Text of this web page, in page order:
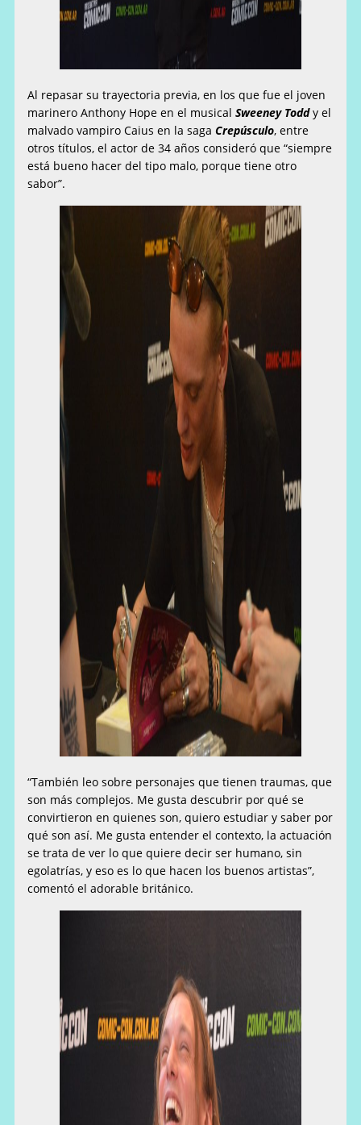
Al repasar su trayectoria previa, en los que fue el joven
marinero Anthony Hope en el musicalSweeney Toddy el
malvado vampiro Caius en la sagaCrepúsculo, entre
otros títulos, el actor de 34 años consideró que “siempre
está bueno hacer del tipo malo, porque tiene otro
sabor”.
“También leo sobre personajes que tienen traumas, que
son más complejos. Me gusta descubrir por qué se
convirtieron en quienes son, quiero estudiar y saber por
qué son así. Me gusta entender el contexto, la actuación
se trata de ver lo que quiere decir ser humano, sin
egolatrías, y eso es lo que hacen los buenos artistas”,
comentó el adorable británico.